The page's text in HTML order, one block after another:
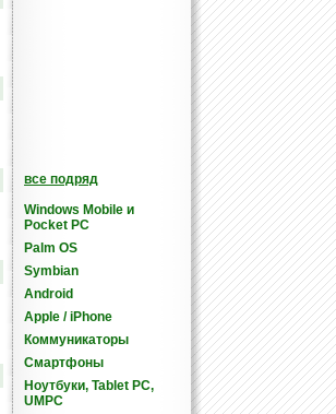
все подряд
Windows Mobile и
Pocket PC
Palm OS
Symbian
Android
Apple / iPhone
Коммуникаторы
Смартфоны
Ноутбуки, Tablet PC,
UMPC